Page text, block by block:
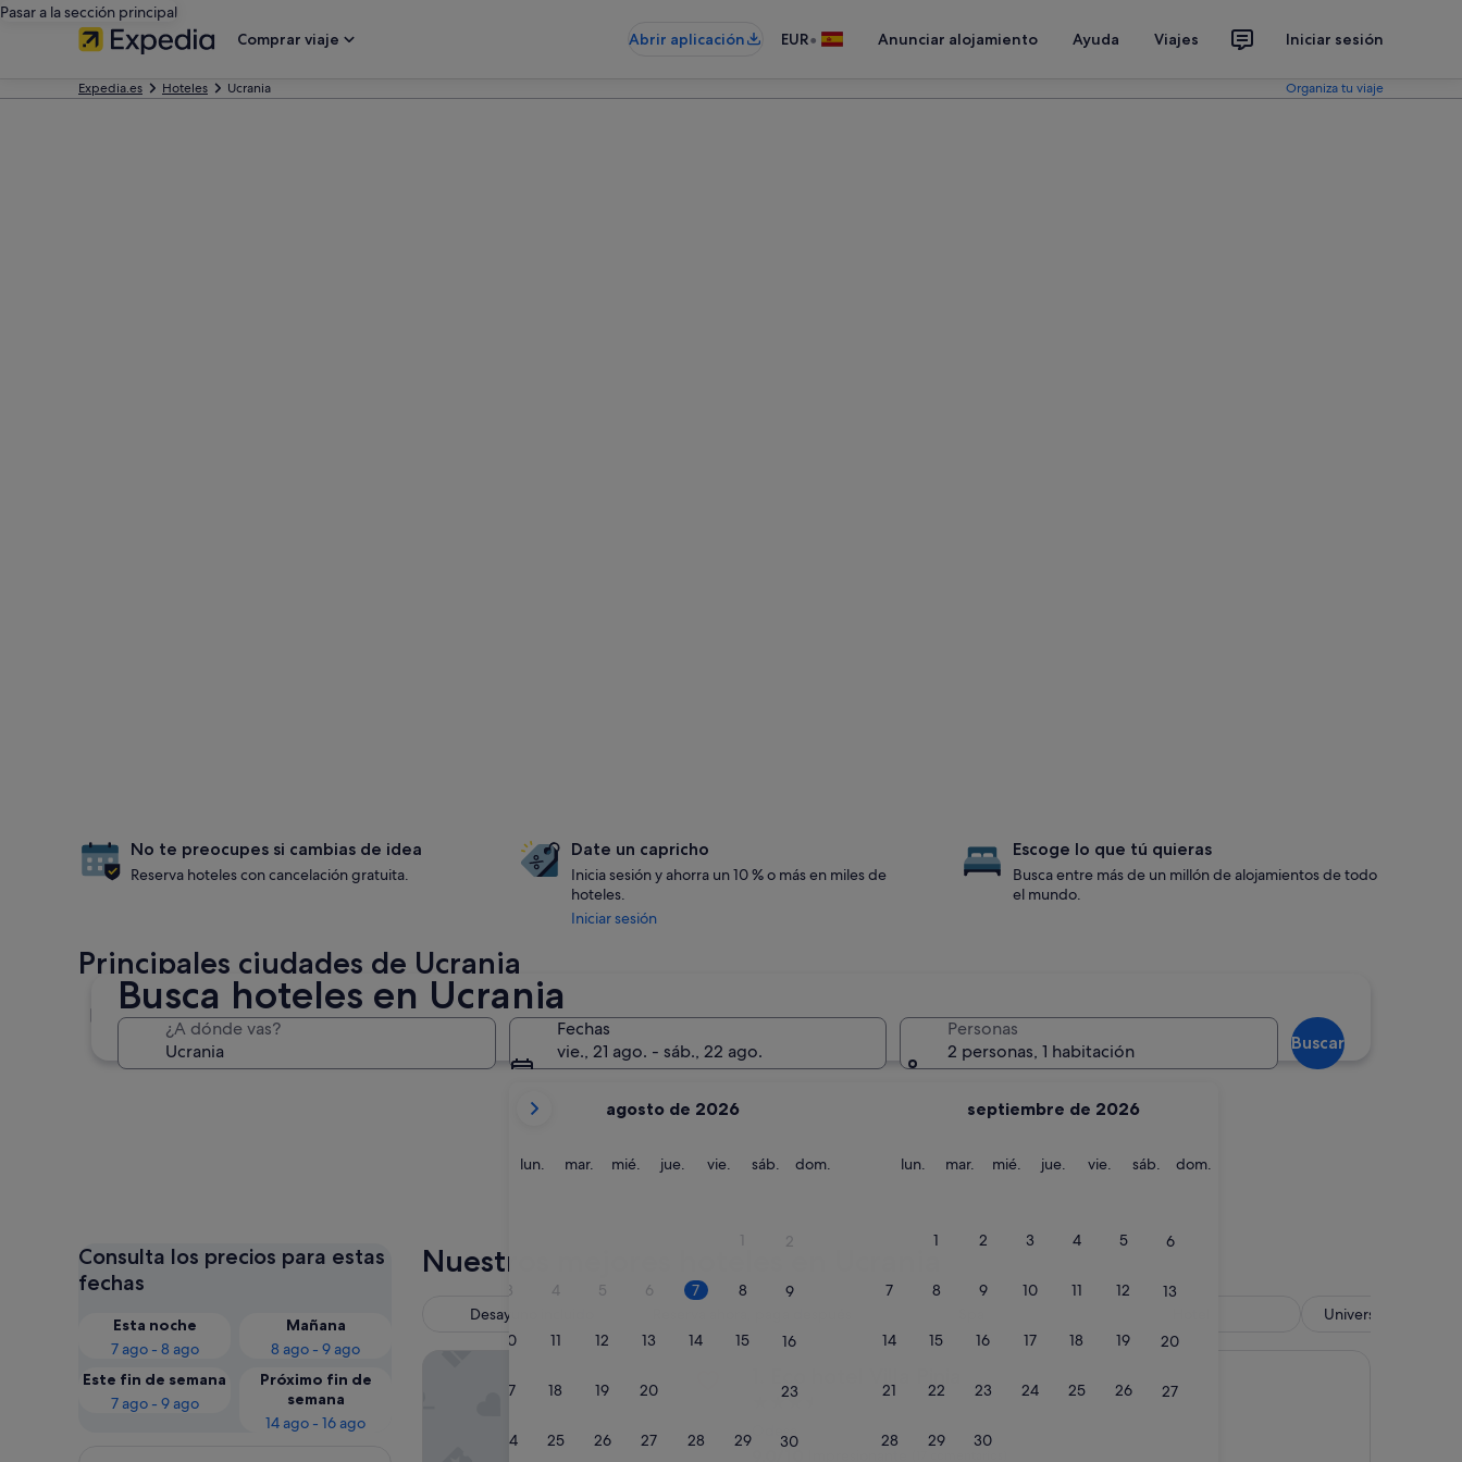
Pasar a la sección principal
Comprar viaje
Abrir aplicación EUR• Anunciar alojamiento Ayuda Viajes Iniciar sesión
Expedia.es Hoteles Ucrania Organiza tu viaje
Busca hoteles en Ucrania
¿A dónde vas?
Fechas
vie., 21 ago. - sáb., 22 ago.
meses
son
y
September
de
2026.
agosto de 2026
lun. lunesmar. martes
mié. miércoles
jue. jueves
vie. viernes
sáb. sábado
dom.
1 2
3 4 5 6 7 8 9
10 11 12 13 14 15 16
17 18 19 20 23
24 25 26 27 28 29 30
septiembre de 2026
lun. lunesmar. martes
mié. miércoles
jue. jueves
vie. viernes
sáb. sábado
dom.
1 2 3 4 5 6
7 8 9 10 11 12 13
14 15 16 17 18 19 20
21 22 23 24 25 26 27
28 29 30
Personas
2 personas, 1 habitación
Buscar
No te preocupes si cambias de idea
Reserva hoteles con cancelación gratuita.
Date un capricho
Inicia sesión y ahorra un 10 % o más en miles de
hoteles.
Iniciar sesión
Escoge lo que tú quieras
Busca entre más de un millón de alojamientos de todo
el mundo.
Principales ciudades de Ucrania
Lviv
Odesa
Consulta los precios para estas
fechas
Esta noche
7 ago - 8 ago
Mañana
8 ago - 9 ago
Este fin de semana
7 ago - 9 ago
Próximo fin de
semana
14 ago - 16 ago
Nuestros mejores hoteles en Ucrania
Desayuno incluido Universidad de
Alojamiento
3.5 estrellas